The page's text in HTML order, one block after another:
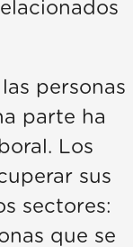
personas
parte ha
Los
sus
sectores:
que se